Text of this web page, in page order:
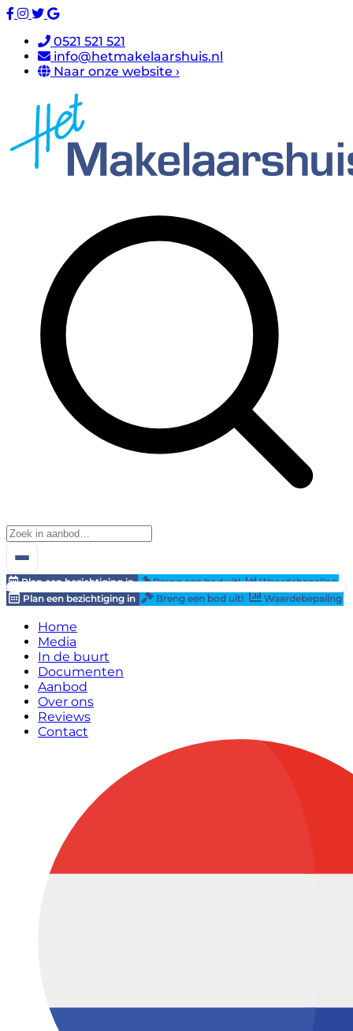
0521 521 521
info@hetmakelaarshuis.nl
Naar onze website ›
Plan een bezichtiging in Breng een bod uit!
Waardebepaling
Plan een bezichtiging in
Breng een bod uit! Waardebepaling
Home
Media
In de buurt
Documenten
Aanbod
Over ons
Reviews
Contact